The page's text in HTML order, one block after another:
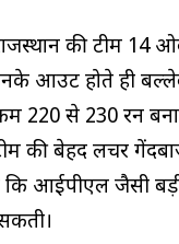
की टीम
आउट होते ही
220 से 230 रन
की बेहद लचर
कि आईपीएल जैसी